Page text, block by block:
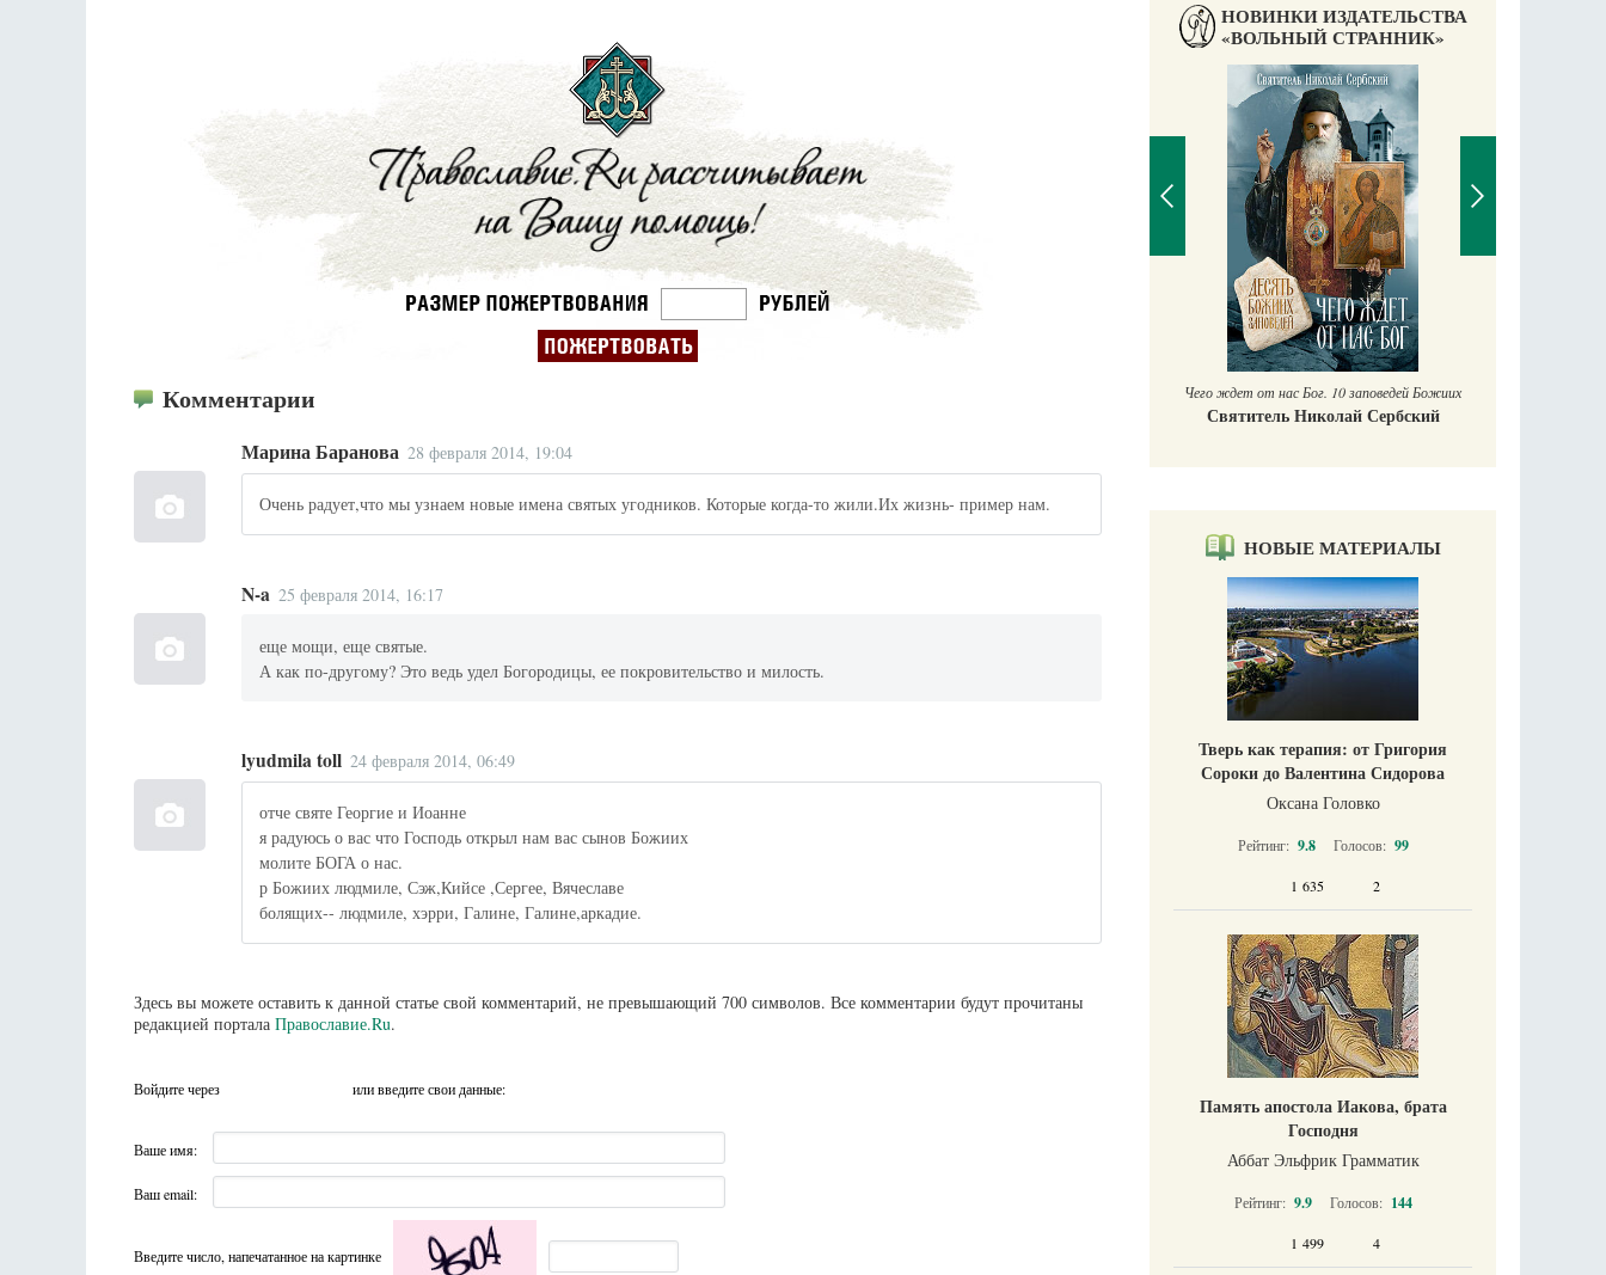
Комментарии
Марина Баранова 28 февраля 2014, 19:04
Очень радует,что мы узнаем новые имена святых угодников. Которые когда-то жили.Их жизнь- пример нам.
N-a 25 февраля 2014, 16:17
еще мощи, еще святые.
А как по-другому? Это ведь удел Богородицы, ее покровительство и милость.
lyudmila toll 24 февраля 2014, 06:49
отче святе Георгие и Иоанне
я радуюсь о вас что Господь открыл нам вас сынов Божиих
молите БОГА о нас.
р Божиих людмиле, Сэж,Кийсе ,Сергее, Вячеславе
болящих-- людмиле, хэрри, Галине, Галине,аркадие.
Здесь вы можете оставить к данной статье свой комментарий, не превышающий 700 символов. Все комментарии будут прочитаны
редакцией портала Православие.Ru.
Войдите через или введите свои данные:
Ваше имя:
Ваш email:
Введите число, напечатанное на картинке
НОВИНКИ ИЗДАТЕЛЬСТВА
«ВОЛЬНЫЙ СТРАННИК»
Фредерика де Грааф Чего ждет от нас Бог. 10 заповедей Божиих
Святитель Николай Сербский
НОВЫЕ МАТЕРИАЛЫ
Тверь как терапия: от Григория
Сороки до Валентина Сидорова
Оксана Головко
Рейтинг: 9.8 Голосов: 99
1 635 2
Память апостола Иакова, брата
Господня
Аббат Эльфрик Грамматик
Рейтинг: 9.9 Голосов: 144
1 499 4